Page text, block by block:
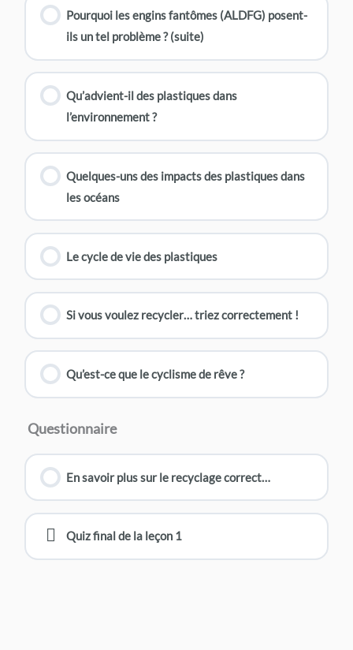
Pourquoi les engins fantômes (ALDFG) posent-
ils un tel problème ? (suite)
Qu’advient-il des plastiques dans
l’environnement ?
Quelques-uns des impacts des plastiques dans
les océans
Le cycle de vie des plastiques
Si vous voulez recycler… triez correctement !
Qu’est-ce que le cyclisme de rêve ?
Questionnaire
En savoir plus sur le recyclage correct…
Quiz final de la leçon 1